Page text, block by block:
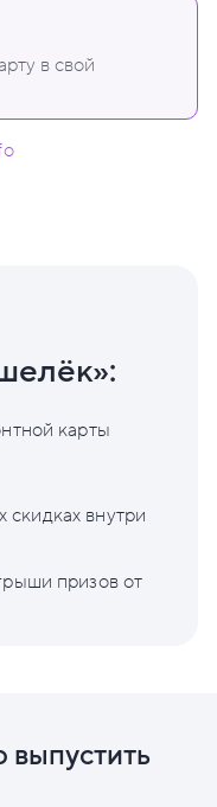
в свой
карты
внутри
призов от